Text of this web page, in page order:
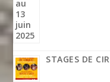
STAGES DE